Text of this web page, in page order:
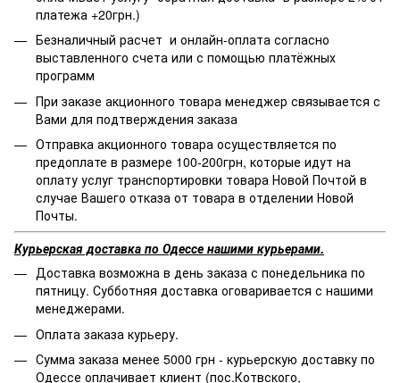
платежа +20грн.)
Безналичный расчет и онлайн-оплата согласно
выставленного счета или с помощью платёжных
программ
При заказе акционного товара менеджер связывается с
Вами для подтверждения заказа
Отправка акционного товара осуществляется по
предоплате в размере 100-200грн, которые идут на
оплату услуг транспортировки товара Новой Почтой в
случае Вашего отказа от товара в отделении Новой
Почты.
Курьерская доставка по Одессе нашими курьерами.
Доставка возможна в день заказа с понедельника по
пятницу. Субботняя доставка оговаривается с нашими
менеджерами.
Оплата заказа курьеру.
Сумма заказа менее 5000 грн - курьерскую доставку по
Одессе оплачивает клиент (пос.Котвского,